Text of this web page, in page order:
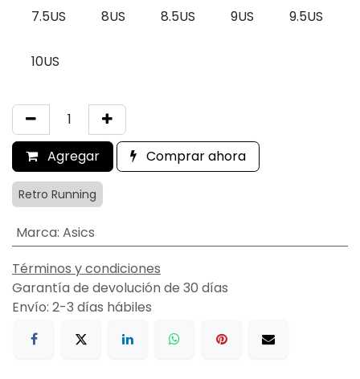
7.5US 8US 8.5US 9US 9.5US
10US
Agregar Comprar ahora
Retro Running
Marca: Asics
Términos y condiciones
Garantía de devolución de 30 días
Envío: 2-3 días hábiles